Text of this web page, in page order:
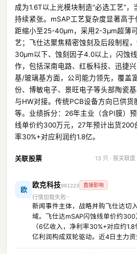
成为1.6T以上光模块制造“必选工艺”
持续紧张。mSAP工艺复杂度显著高
距缩小至25-40μm，采用2-3μm超薄
艺；飞仕达聚焦精密蚀刻及后段制程
30μm以下、蚀刻因子4.0以上，闪蚀
作，包括深南电路、红板科技、迅捷
基/玻璃基方面，公司能力领先，覆盖
份、博敏电子、景旺电子等头部陶瓷
与HW对接。传统PCB设备方向已供
等。业绩拆分：26年主业（含PI膜）
线单价约300万元，27年预计出货200
率30%+对应利润约1.8亿。
关联股票 13 只 · 按关联度
欧
欧克科技001223 直接影响
行情加载失败
新闻事件主体，战略并购飞仕达切
域。飞仕达mSAP闪蚀线单价约
（6亿收入，净利率30%+对应约
亿利润构成双轮驱动。近4日主力资